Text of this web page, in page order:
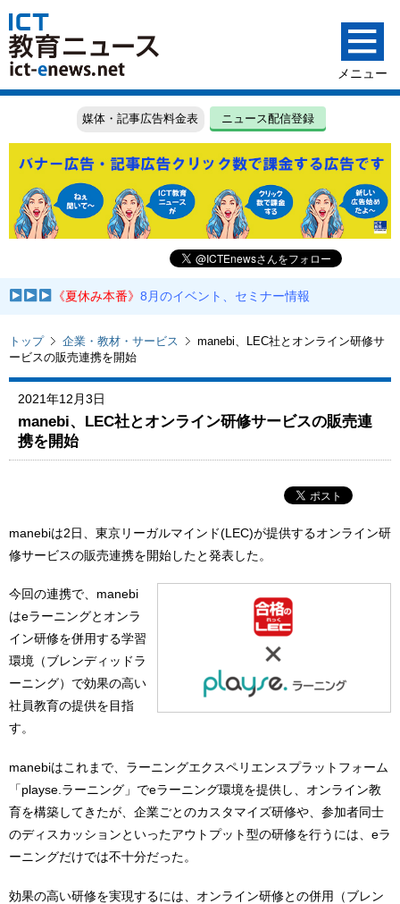
媒体・記事広告料金表 ニュース配信登録
《夏休み本番》8月のイベント、セミナー情報
トップ 企業・教材・サービス
manebi、LEC社とオンライン研修サ
ービスの販売連携を開始
2021年12月3日
manebi、LEC社とオンライン研修サービスの販売連
携を開始
manebiは2日、東京リーガルマインド(LEC)が提供するオンライン研
修サービスの販売連携を開始したと発表した。
今回の連携で、manebi
はeラーニングとオンラ
イン研修を併用する学習
環境（ブレンディッドラ
ーニング）で効果の高い
社員教育の提供を目指
す。
manebiはこれまで、ラーニングエクスペリエンスプラットフォーム
「playse.ラーニング」でeラーニング環境を提供し、オンライン教
育を構築してきたが、企業ごとのカスタマイズ研修や、参加者同士
のディスカッションといったアウトプット型の研修を行うには、eラ
ーニングだけでは不十分だった。
効果の高い研修を実現するには、オンライン研修との併用（ブレン